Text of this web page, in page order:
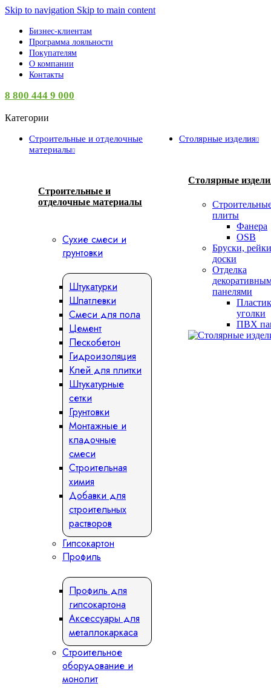
Skip to navigation Skip to main content
Бизнес-клиентам
Программа лояльности
Покупателям
О компании
Контакты
8 800 444 9 000
Категории
Строительные и отделочные
материалы
Строительные и
отделочные материалы
Сухие смеси и
грунтовки
Штукатурки
Шпатлевки
Смеси для пола
Цемент
Пескобетон
Гидроизоляция
Клей для плитки
Штукатурные
сетки
Грунтовки
Монтажные и
кладочные
смеси
Строительная
химия
Добавки для
строительных
растворов
Гипсокартон
Профиль
Профиль для
гипсокартона
Аксессуары для
металлокаркаса
Строительное
оборудование и
монолит
Столярные изделия
Столярные
плиты
Фанера
OSB
Бруски,
доски
Отделка
панелями
уголки
ПВХ